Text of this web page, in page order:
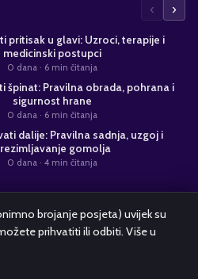
‹ ›
pritisak u glavi: Uzroci, terapije i
medicinski postupci
0 dana · 6 min čitanja
špinat: Pravilna obrada, pohrana i
sigurnost hrane
0 dana · 6 min čitanja
dalije: Pravilna sadnja, uzgoj i
gomolja
0 dana · 4 min čitanja
Politika kolačićaPravila privatnosti
brojanje posjeta) uvijek su
prihvatiti ili odbiti. Više u